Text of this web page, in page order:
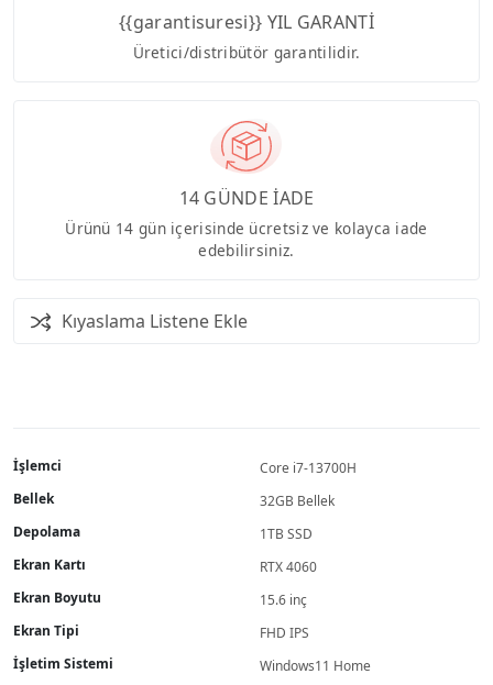
{{garantisuresi}} YIL GARANTİ
Üretici/distribütör garantilidir.
14 GÜNDE İADE
Ürünü 14 gün içerisinde ücretsiz ve kolayca iade
edebilirsiniz.
Kıyaslama Listene Ekle
İşlemci
Core i7-13700H
Bellek
32GB Bellek
Depolama
1TB SSD
Ekran Kartı
RTX 4060
Ekran Boyutu
15.6 inç
Ekran Tipi
FHD IPS
İşletim Sistemi
Windows11 Home